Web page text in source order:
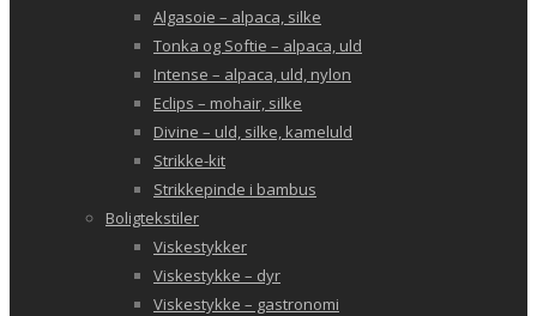
Algasoie – alpaca, silke
Tonka og Softie – alpaca, uld
Intense – alpaca, uld, nylon
Eclips – mohair, silke
Divine – uld, silke, kameluld
Strikke-kit
Strikkepinde i bambus
Boligtekstiler
Viskestykker
Viskestykke – dyr
Viskestykke – gastronomi